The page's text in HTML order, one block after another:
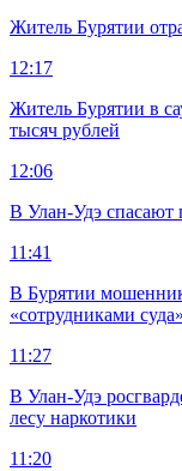
Житель Бурятии
12:17
Житель Бурятии в
тысяч рублей
12:06
В Улан-Удэ спасают
11:41
В Бурятии
«сотрудниками суда»
11:27
В Улан-Удэ
лесу наркотики
11:20